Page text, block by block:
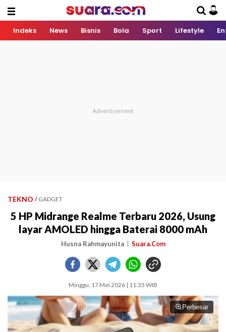
Indeks News Bisnis Bola Sport Lifestyle
TEKNO / GADGET
5 HP Midrange Realme Terbaru 2026, Usung
layar AMOLED hingga Baterai 8000 mAh
Husna Rahmayunita Suara.Com
Minggu, 17 Mei 2026 | 11:35 WIB
Perbesar